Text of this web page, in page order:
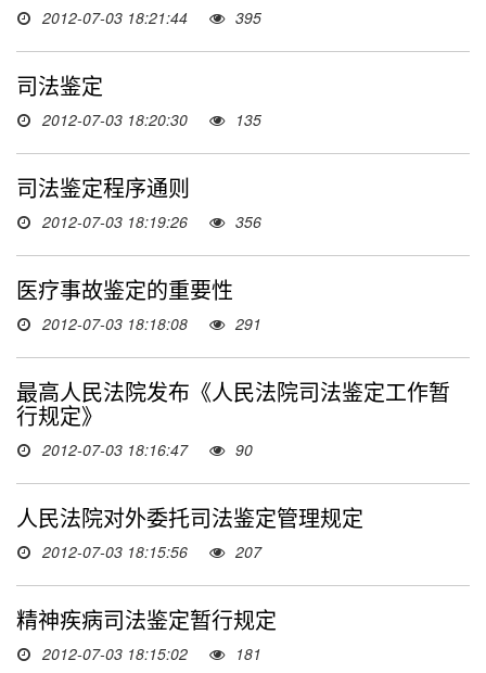
2012-07-03 18:21:44 395
司法鉴定
2012-07-03 18:20:30 135
司法鉴定程序通则
2012-07-03 18:19:26 356
医疗事故鉴定的重要性
2012-07-03 18:18:08 291
最高人民法院发布《人民法院司法鉴定工作暂
行规定》
2012-07-03 18:16:47 90
人民法院对外委托司法鉴定管理规定
2012-07-03 18:15:56 207
精神疾病司法鉴定暂行规定
2012-07-03 18:15:02 181